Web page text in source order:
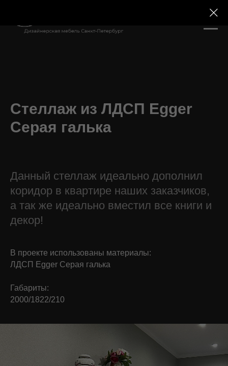
Стеллаж из ЛДСП Egger
Серая галька
Данный стеллаж идеально дополнил
коридор в квартире наших заказчиков,
а так же идеально вместил все книги и
декор!
В проекте использованы материалы:
ЛДСП Egger Серая галька
Габариты:
2000/1822/210